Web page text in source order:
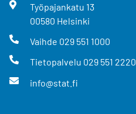
Työpajankatu 13
00580 Helsinki
Vaihde 029 551 1000
Tietopalvelu 029 551 2220
info@stat.fi